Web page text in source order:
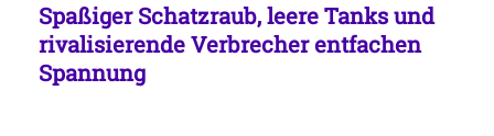
Spaßiger Schatzraub, leere Tanks und
rivalisierende Verbrecher entfachen
Spannung